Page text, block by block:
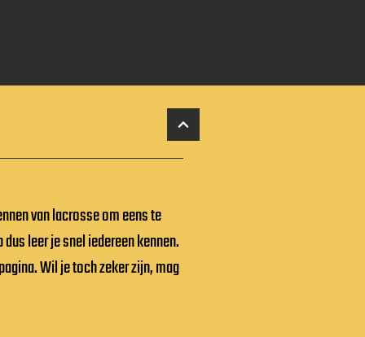
van lacrosse om eens te
leer je snel iedereen kennen.
Wil je toch zeker zijn, mag